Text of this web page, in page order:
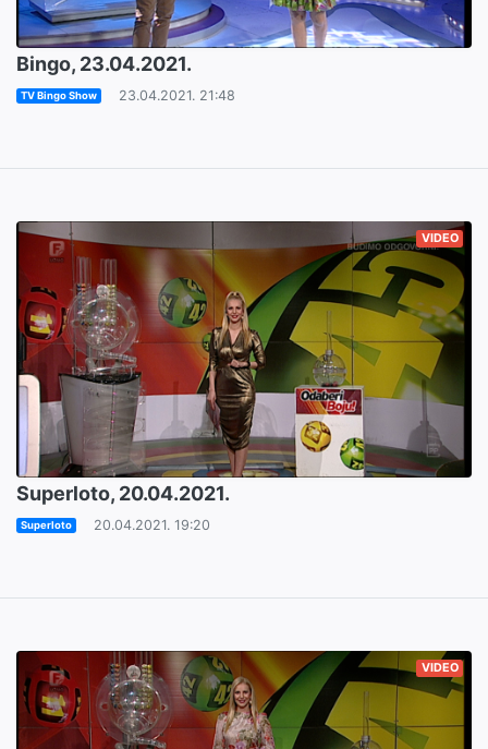
Bingo, 23.04.2021.
TV Bingo Show 23.04.2021. 21:48
VIDEO
Superloto, 20.04.2021.
Superloto 20.04.2021. 19:20
VIDEO